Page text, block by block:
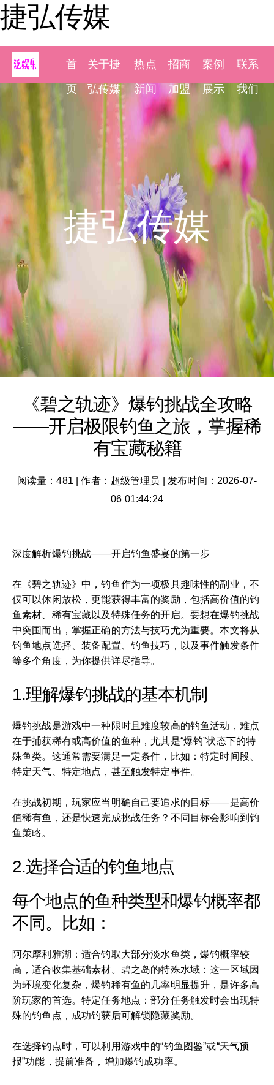
捷弘传媒
首
页
关于捷
弘传媒
热点
新闻
招商
加盟
案例
展示
联系
我们
捷弘传媒
《碧之轨迹》爆钓挑战全攻略
——开启极限钓鱼之旅，掌握稀
有宝藏秘籍
阅读量：481 |作者：超级管理员
发布时间：2026-07-
06 01:44:24
深度解析爆钓挑战——开启钓鱼盛宴的第一步
在《碧之轨迹》中，钓鱼作为一项极具趣味性的副业，不
仅可以休闲放松，更能获得丰富的奖励，包括高价值的钓
鱼素材、稀有宝藏以及特殊任务的开启。要想在爆钓挑战
中突围而出，掌握正确的方法与技巧尤为重要。本文将从
钓鱼地点选择、装备配置、钓鱼技巧，以及事件触发条件
等多个角度，为你提供详尽指导。
1.理解爆钓挑战的基本机制
爆钓挑战是游戏中一种限时且难度较高的钓鱼活动，难点
在于捕获稀有或高价值的鱼种，尤其是“爆钓”状态下的特
殊鱼类。这通常需要满足一定条件，比如：特定时间段、
特定天气、特定地点，甚至触发特定事件。
在挑战初期，玩家应当明确自己要追求的目标——是高价
值稀有鱼，还是快速完成挑战任务？不同目标会影响到钓
鱼策略。
2.选择合适的钓鱼地点
每个地点的鱼种类型和爆钓概率都
不同。比如：
阿尔摩利雅湖：适合钓取大部分淡水鱼类，爆钓概率较
高，适合收集基础素材。碧之岛的特殊水域：这一区域因
为环境变化复杂，爆钓稀有鱼的几率明显提升，是许多高
阶玩家的首选。特定任务地点：部分任务触发时会出现特
殊的钓鱼点，成功钓获后可解锁隐藏奖励。
在选择钓点时，可以利用游戏中的“钓鱼图鉴”或“天气预
报”功能，提前准备，增加爆钓成功率。